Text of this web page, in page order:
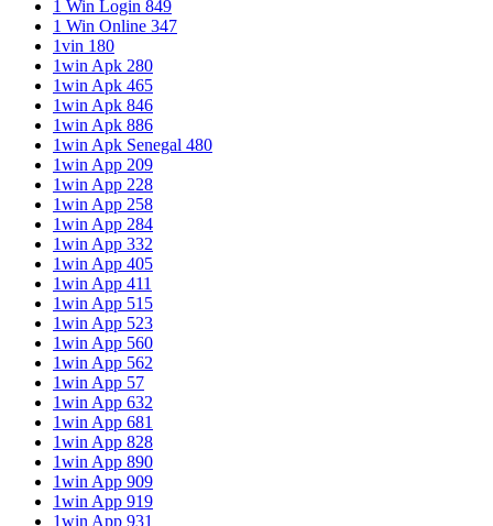
1 Win Login 849
1 Win Online 347
1vin 180
1win Apk 280
1win Apk 465
1win Apk 846
1win Apk 886
1win Apk Senegal 480
1win App 209
1win App 228
1win App 258
1win App 284
1win App 332
1win App 405
1win App 411
1win App 515
1win App 523
1win App 560
1win App 562
1win App 57
1win App 632
1win App 681
1win App 828
1win App 890
1win App 909
1win App 919
1win App 931